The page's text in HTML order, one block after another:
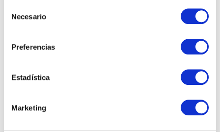
Necesario
Preferencias
Estadística
Marketing